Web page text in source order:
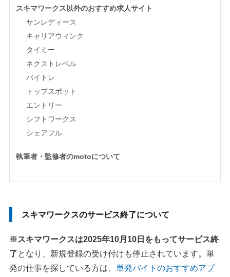
スキマワークス以外のおすすめ求人サイト
サンレディース
キャリアウィンク
タイミー
ネクストレベル
バイトレ
トップスポット
エントリー
シフトワークス
シェアフル
執筆者・監修者のmotoについて
スキマワークスのサービス終了について
※スキマワークスは2025年10月10日をもってサービス終
了となり、新規登録の受け付けも停止されています。単
発の仕事を探している方は、 単発バイトのおすすめアプ